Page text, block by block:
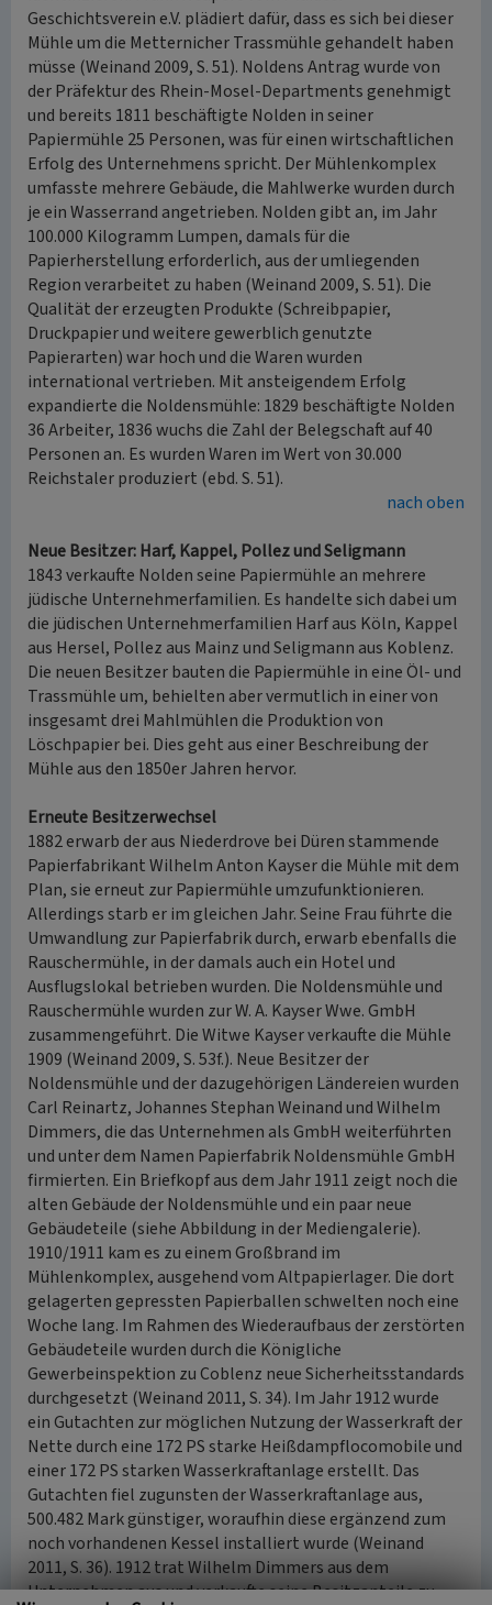
Geschichtsverein e.V. plädiert dafür, dass es sich bei dieser
Mühle um die Metternicher Trassmühle gehandelt haben
müsse (Weinand 2009, S. 51). Noldens Antrag wurde von
der Präfektur des Rhein-Mosel-Departments genehmigt
und bereits 1811 beschäftigte Nolden in seiner
Papiermühle 25 Personen, was für einen wirtschaftlichen
Erfolg des Unternehmens spricht. Der Mühlenkomplex
umfasste mehrere Gebäude, die Mahlwerke wurden durch
je ein Wasserrand angetrieben. Nolden gibt an, im Jahr
100.000 Kilogramm Lumpen, damals für die
Papierherstellung erforderlich, aus der umliegenden
Region verarbeitet zu haben (Weinand 2009, S. 51). Die
Qualität der erzeugten Produkte (Schreibpapier,
Druckpapier und weitere gewerblich genutzte
Papierarten) war hoch und die Waren wurden
international vertrieben. Mit ansteigendem Erfolg
expandierte die Noldensmühle: 1829 beschäftigte Nolden
36 Arbeiter, 1836 wuchs die Zahl der Belegschaft auf 40
Personen an. Es wurden Waren im Wert von 30.000
Reichstaler produziert (ebd. S. 51).
nach oben
Neue Besitzer: Harf, Kappel, Pollez und Seligmann
1843 verkaufte Nolden seine Papiermühle an mehrere
jüdische Unternehmerfamilien. Es handelte sich dabei um
die jüdischen Unternehmerfamilien Harf aus Köln, Kappel
aus Hersel, Pollez aus Mainz und Seligmann aus Koblenz.
Die neuen Besitzer bauten die Papiermühle in eine Öl- und
Trassmühle um, behielten aber vermutlich in einer von
insgesamt drei Mahlmühlen die Produktion von
Löschpapier bei. Dies geht aus einer Beschreibung der
Mühle aus den 1850er Jahren hervor.
Erneute Besitzerwechsel
1882 erwarb der aus Niederdrove bei Düren stammende
Papierfabrikant Wilhelm Anton Kayser die Mühle mit dem
Plan, sie erneut zur Papiermühle umzufunktionieren.
Allerdings starb er im gleichen Jahr. Seine Frau führte die
Umwandlung zur Papierfabrik durch, erwarb ebenfalls die
Rauschermühle, in der damals auch ein Hotel und
Ausflugslokal betrieben wurden. Die Noldensmühle und
Rauschermühle wurden zur W. A. Kayser Wwe. GmbH
zusammengeführt. Die Witwe Kayser verkaufte die Mühle
1909 (Weinand 2009, S. 53f.). Neue Besitzer der
Noldensmühle und der dazugehörigen Ländereien wurden
Carl Reinartz, Johannes Stephan Weinand und Wilhelm
Dimmers, die das Unternehmen als GmbH weiterführten
und unter dem Namen Papierfabrik Noldensmühle GmbH
firmierten. Ein Briefkopf aus dem Jahr 1911 zeigt noch die
alten Gebäude der Noldensmühle und ein paar neue
Gebäudeteile (siehe Abbildung in der Mediengalerie).
1910/1911 kam es zu einem Großbrand im
Mühlenkomplex, ausgehend vom Altpapierlager. Die dort
gelagerten gepressten Papierballen schwelten noch eine
Woche lang. Im Rahmen des Wiederaufbaus der zerstörten
Gebäudeteile wurden durch die Königliche
Gewerbeinspektion zu Coblenz neue Sicherheitsstandards
durchgesetzt (Weinand 2011, S. 34). Im Jahr 1912 wurde
ein Gutachten zur möglichen Nutzung der Wasserkraft der
Nette durch eine 172 PS starke Heißdampflocomobile und
einer 172 PS starken Wasserkraftanlage erstellt. Das
Gutachten fiel zugunsten der Wasserkraftanlage aus,
500.482 Mark günstiger, woraufhin diese ergänzend zum
noch vorhandenen Kessel installiert wurde (Weinand
2011, S. 36). 1912 trat Wilhelm Dimmers aus dem
Unternehmen aus und verkaufte seine Besitzanteile zu